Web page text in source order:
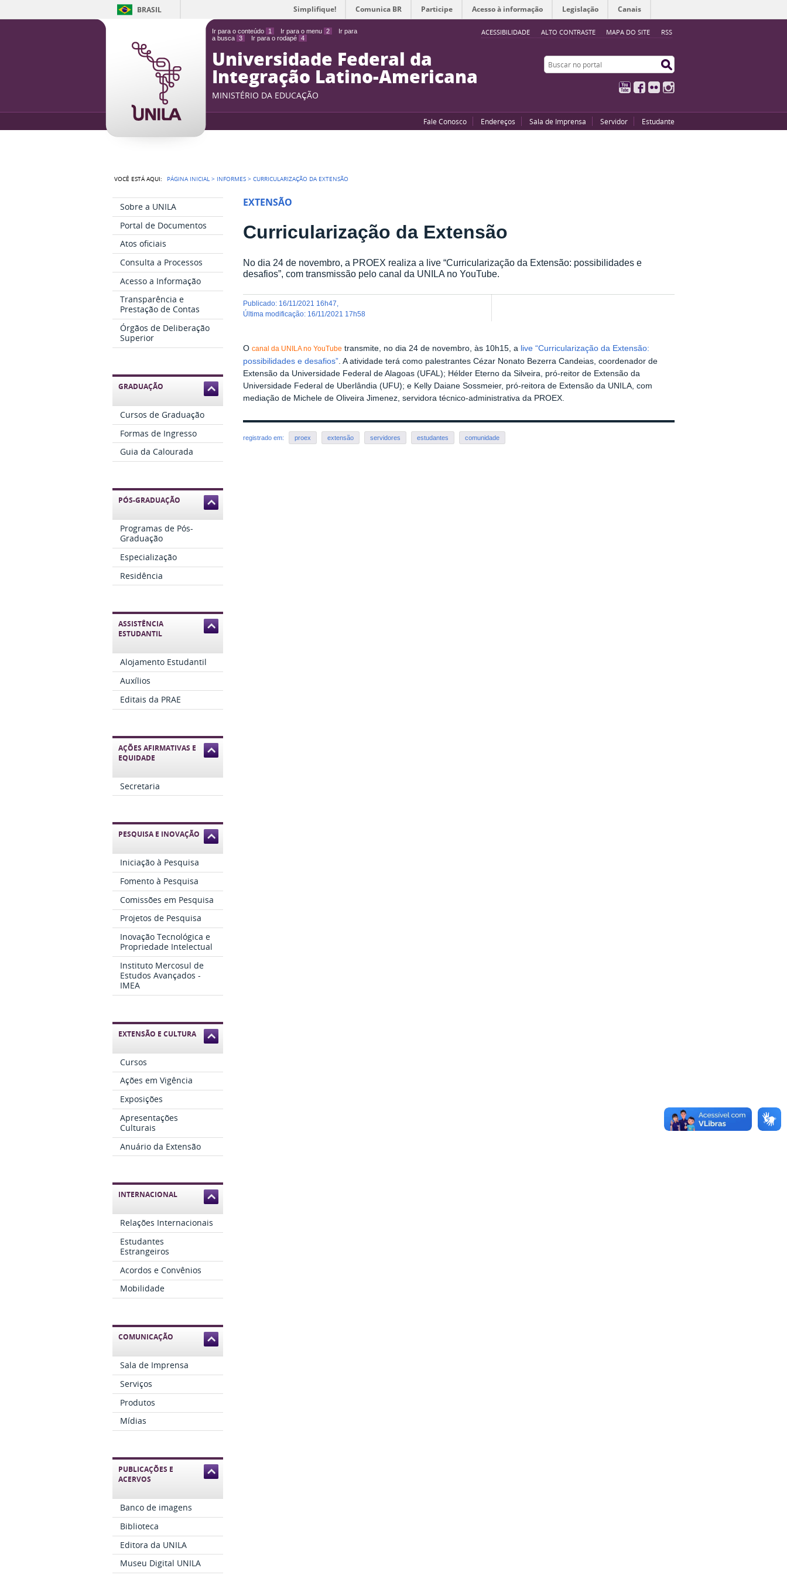
Ir para o conteúdo 1 Ir para o menu 2
Ir para
a busca 3 Ir para o rodapé 4
ACESSIBILIDADE ALTO CONTRASTE MAPA DO SITE RSS
BRASIL Simplifique! Comunica BR Participe Acesso à informação Legislação Canais
Universidade Federal da
Integração Latino-Americana
MINISTÉRIO DA EDUCAÇÃO
Buscar no portal
YouTubeFacebook
Flickr
Fale Conosco Endereços Sala de Imprensa Servidor Estudante
VOCÊ ESTÁ AQUI: PÁGINA INICIAL > INFORMES >CURRICULARIZAÇÃO DA EXTENSÃO
Sobre a UNILA
Portal de Documentos
Atos oficiais
Consulta a Processos
Acesso a Informação
Transparência e
Prestação de Contas
Órgãos de Deliberação
Superior
GRADUAÇÃO
Cursos de Graduação
Formas de Ingresso
Guia da Calourada
PÓS-GRADUAÇÃO
Programas de Pós-
Graduação
Especialização
Residência
ASSISTÊNCIA
ESTUDANTIL
Alojamento Estudantil
Auxílios
Editais da PRAE
AÇÕES AFIRMATIVAS E
EQUIDADE
Secretaria
PESQUISA E INOVAÇÃO
Iniciação à Pesquisa
Fomento à Pesquisa
Comissões em Pesquisa
Projetos de Pesquisa
Inovação Tecnológica e
Propriedade Intelectual
Instituto Mercosul de
Estudos Avançados -
IMEA
EXTENSÃO E CULTURA
Cursos
Ações em Vigência
Exposições
Apresentações
Culturais
Anuário da Extensão
INTERNACIONAL
Relações Internacionais
Estudantes
Estrangeiros
Acordos e Convênios
Mobilidade
COMUNICAÇÃO
Sala de Imprensa
Serviços
Produtos
Mídias
PUBLICAÇÕES E
ACERVOS
Banco de imagens
Biblioteca
Editora da UNILA
Museu Digital UNILA
EXTENSÃO
Curricularização da Extensão
No dia 24 de novembro, a PROEX realiza a live “Curricularização da Extensão: possibilidades e
desafios”, com transmissão pelo canal da UNILA no YouTube.
publicado: 16/11/2021 16h47
última modificação: 16/11/2021 17h58
Ocanal da UNILA no YouTube transmite, no dia 24 de novembro, às 10h15, a live “Curricularização da Extensão:
possibilidades e desafios” . A atividade terá como palestrantes Cézar Nonato Bezerra Candeias, coordenador de
Extensão da Universidade Federal de Alagoas (UFAL); Hélder Eterno da Silveira, pró-reitor de Extensão da
Universidade Federal de Uberlândia (UFU); e Kelly Daiane Sossmeier, pró-reitora de Extensão da UNILA, com
mediação de Michele de Oliveira Jimenez, servidora técnico-administrativa da PROEX.
registrado em: proex extensão servidores estudantes comunidade